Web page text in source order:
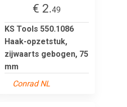
€ 2.49
KS Tools 550.1086
Haak-opzetstuk,
zijwaarts gebogen, 75
mm
Conrad NL